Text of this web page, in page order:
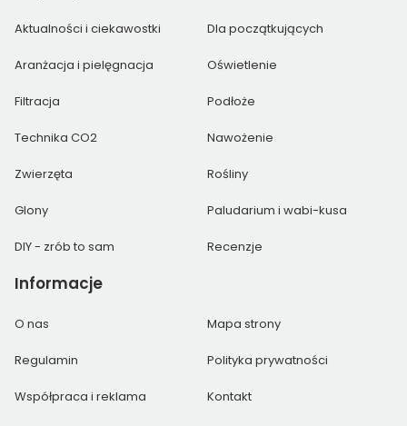
Aktualności i ciekawostki Dla początkujących
Aranżacja i pielęgnacja Oświetlenie
Filtracja Podłoże
Technika CO2 Nawożenie
Zwierzęta Rośliny
Glony Paludarium i wabi-kusa
DIY - zrób to sam Recenzje
Informacje
O nas Mapa strony
Regulamin Polityka prywatności
Współpraca i reklama Kontakt